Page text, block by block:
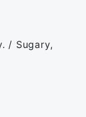
/ Sugary,